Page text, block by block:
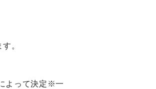
。
よって決定※一